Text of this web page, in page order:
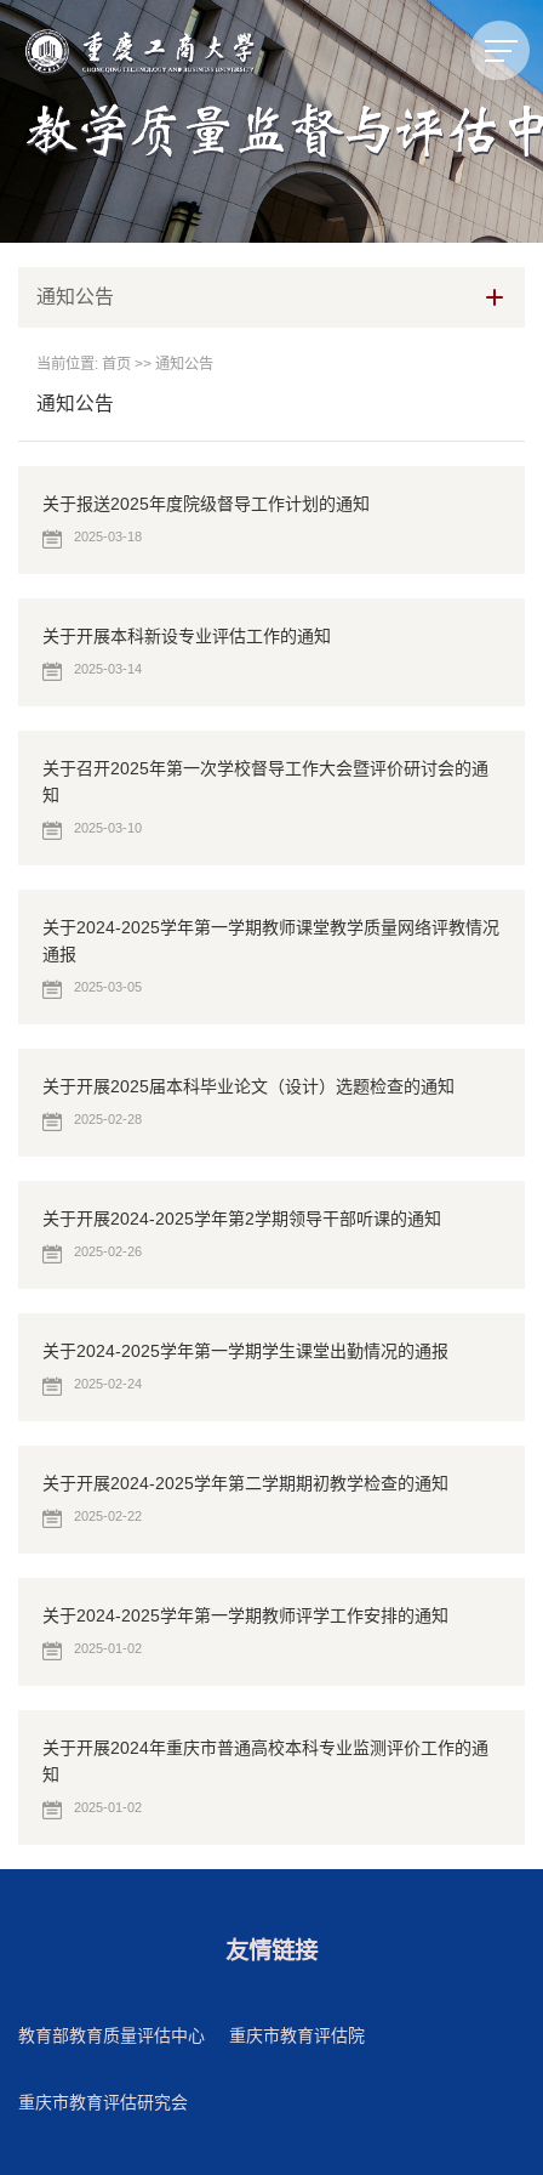
通知公告
当前位置: 首页 >> 通知公告
通知公告
关于报送2025年度院级督导工作计划的通知
2025-03-18
关于开展本科新设专业评估工作的通知
2025-03-14
关于召开2025年第一次学校督导工作大会暨评价研讨会的通
知
2025-03-10
关于2024-2025学年第一学期教师课堂教学质量网络评教情况
通报
2025-03-05
关于开展2025届本科毕业论文（设计）选题检查的通知
2025-02-28
关于开展2024-2025学年第2学期领导干部听课的通知
2025-02-26
关于2024-2025学年第一学期学生课堂出勤情况的通报
2025-02-24
关于开展2024-2025学年第二学期期初教学检查的通知
2025-02-22
关于2024-2025学年第一学期教师评学工作安排的通知
2025-01-02
关于开展2024年重庆市普通高校本科专业监测评价工作的通
知
2025-01-02
友情链接
教育部教育质量评估中心 重庆市教育评估院
重庆市教育评估研究会